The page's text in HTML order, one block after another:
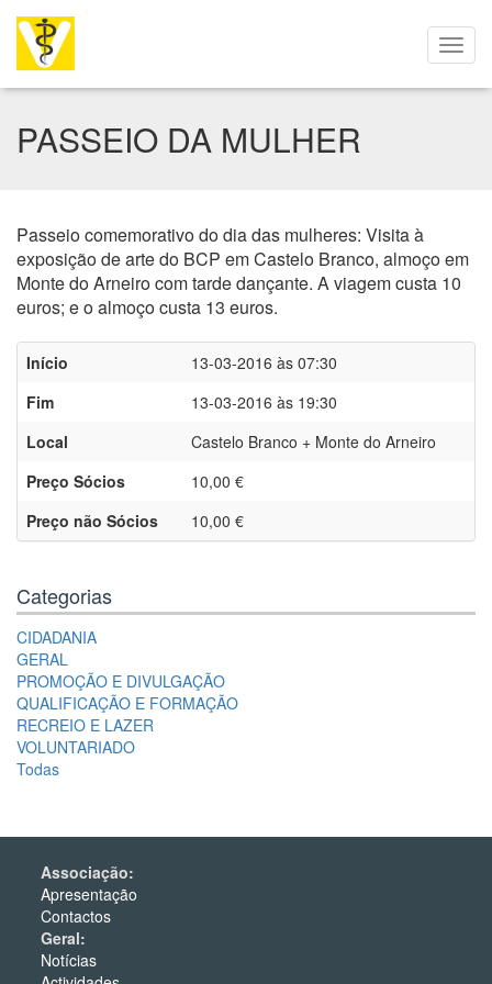
PASSEIO DA MULHER
Passeio comemorativo do dia das mulheres: Visita à
exposição de arte do BCP em Castelo Branco, almoço em
Monte do Arneiro com tarde dançante. A viagem custa 10
euros; e o almoço custa 13 euros.
Início
13-03-2016 às 07:30
Fim
13-03-2016 às 19:30
Local
Castelo Branco + Monte do Arneiro
Preço Sócios
10,00 €
Preço não Sócios
10,00 €
Categorias
CIDADANIA
GERAL
PROMOÇÃO E DIVULGAÇÃO
QUALIFICAÇÃO E FORMAÇÃO
RECREIO E LAZER
VOLUNTARIADO
Todas
Associação:
Apresentação
Contactos
Geral:
Notícias